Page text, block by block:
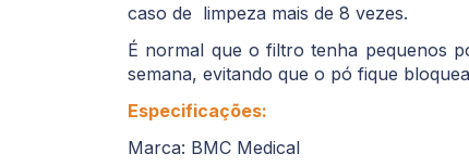
caso de limpeza mais de 8 vezes.
É normal que o filtro tenha pequenos
semana, evitando que o pó fique
Especificações:
Marca: BMC Medical